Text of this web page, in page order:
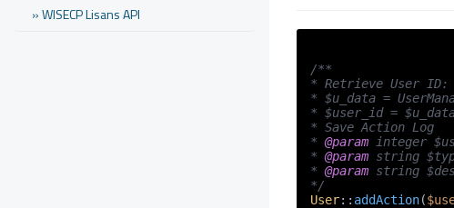
» WISECP Lisans API
/**
* Retrieve User ID:
* $u_data =
* $user_id =
* Save Action Log
* @param integer
* @param string
* @param string
*/
User:: addAction(